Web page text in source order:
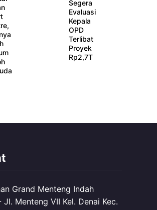
Segera
Evaluasi
Kepala
OPD
Terlibat
Proyek
Rp2,7T
Grand Menteng Indah
Jl. Menteng VII Kel. Denai Kec.